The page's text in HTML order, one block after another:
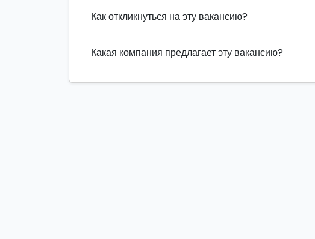
Как откликнуться на эту вакансию?
Какая компания предлагает эту вакансию?